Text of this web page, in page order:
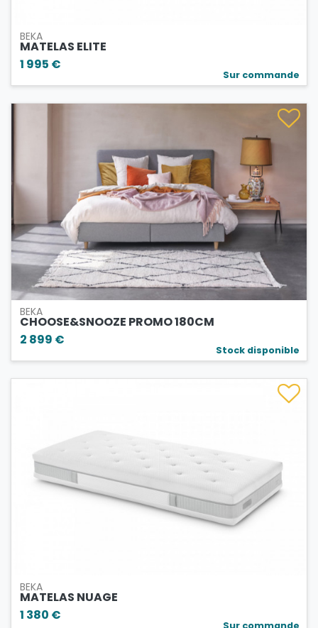
BEKA
MATELAS ELITE
1 995 €
Sur commande
BEKA
CHOOSE&SNOOZE PROMO 180CM
2 899 €
Stock disponible
BEKA
MATELAS NUAGE
1 380 €
Sur commande